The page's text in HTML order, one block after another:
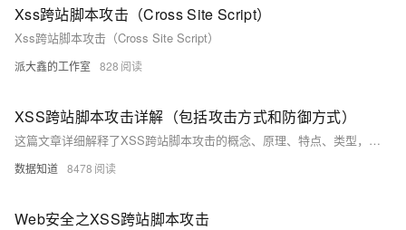
Xss跨站脚本攻击（Cross Site Script）
Xss跨站脚本攻击（Cross Site Script）
派大鑫的工作室 828
XSS跨站脚本攻击详解（包括攻击方式和防御方式）
这篇文章详细解释了XSS跨站脚本攻击的概念、原理、特点、类型，并提供了攻击方式和防御方法。
数据知道 8478
Web安全之XSS跨站脚本攻击